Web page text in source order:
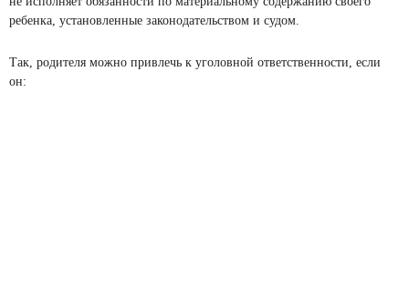
ребенка, установленные законодательством и судом.
Так, родителя можно привлечь к уголовной ответственности, если
он: